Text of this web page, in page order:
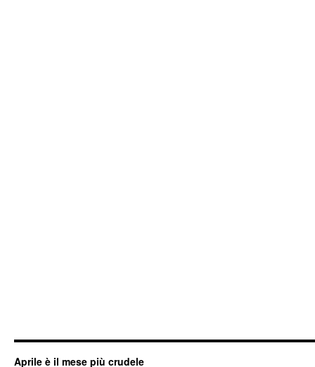
Aprile è il mese più crudele